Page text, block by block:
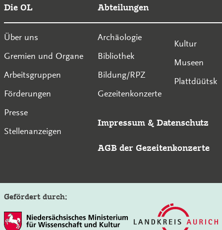
Die OL
Über uns
Gremien und Organe
Arbeitsgruppen
Förderungen
Presse
Stellenanzeigen
Abteilungen
Archäologie
Bibliothek
Bildung/RPZ
Gezeitenkonzerte
Kultur
Museen
Plattdüütsk
Impressum & Datenschutz
AGB der Gezeitenkonzerte
Gefördert durch: